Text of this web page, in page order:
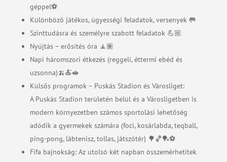
géppel⚽
Különböző játékos, ügyességi feladatok, versenyek 🥅
Szinttudásra és személyre szabott feladatok 💪🏼
Nyújtás – erősítés óra 🧘🏽
Napi háromszori étkezés (reggeli, éttermi ebéd és
uzsonna)🍌🍝🥪
Külsős programok – Puskás Stadion és Városliget:
A Puskás Stadion területén belül és a Városligetben is
modern környezetben számos sportolási lehetőség
adódik a gyermekek számára (foci, kosárlabda, teqball,
ping-pong, lábtenisz, tollas, játszótér) 🌳🏀🏓⚽
Fifa bajnokság: Az utolsó két napban összemérhetitek